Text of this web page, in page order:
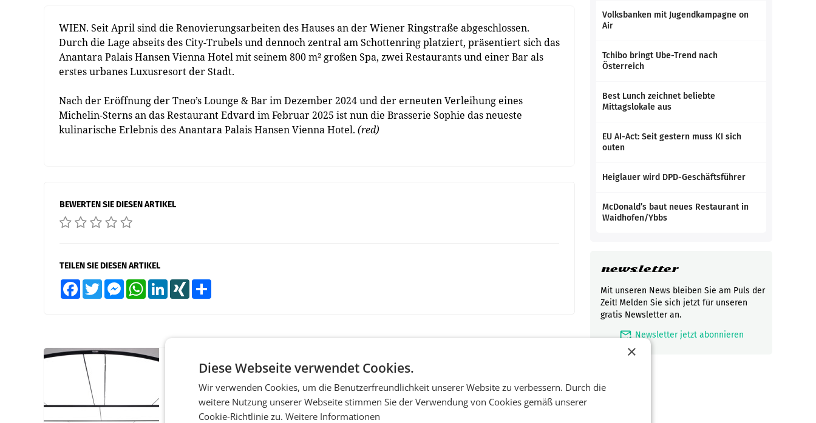
WIEN. Seit April sind die Renovierungsarbeiten des Hauses an der Wiener Ringstraße abgeschlossen.
Durch die Lage abseits des City-Trubels und dennoch zentral am Schottenring platziert, präsentiert sich das
Anantara Palais Hansen Vienna Hotel mit seinem 800 m² großen Spa, zwei Restaurants und einer Bar als
erstes urbanes Luxusresort der Stadt.
Nach der Eröffnung der Tneo’s Lounge & Bar im Dezember 2024 und der erneuten Verleihung eines
Michelin-Sterns an das Restaurant Edvard im Februar 2025 ist nun die Brasserie Sophie das neueste
kulinarische Erlebnis des Anantara Palais Hansen Vienna Hotel. (red)
BEWERTEN SIE DIESEN ARTIKEL
TEILEN SIE DIESEN ARTIKEL
FacebookTwitter MessengerWhatsAppLinkedInXING
Pilnacek-U-Ausschuss -
Presserat fordert sensible
Berichterstattung
Stiftungsrat Lederer
wehrt sich in den SN
gegen Vorwürfe
Volksbanken mit Jugendkampagne on
Air
Tchibo bringt Ube-Trend nach
Österreich
Best Lunch zeichnet beliebte
Mittagslokale aus
EU AI-Act: Seit gestern muss KI sich
outen
Heiglauer wird DPD-Geschäftsführer
McDonald’s baut neues Restaurant in
Waidhofen/Ybbs
newsletter
Mit unseren News bleiben Sie am Puls der
Zeit! Melden Sie sich jetzt für unseren
gratis Newsletter an.
mark_email_read Newsletter jetzt abonnieren
×
Diese Webseite verwendet Cookies.
Wir verwenden Cookies, um die Benutzerfreundlichkeit unserer Website zu verbessern. Durch die
weitere Nutzung unserer Webseite stimmen Sie der Verwendung von Cookies gemäß unserer
Cookie-Richtlinie zu. Weitere Informationen